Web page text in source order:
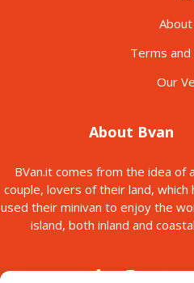
Terms and
Our
About Bvan
BVan.it comes from the idea of
couple, lovers of their land, which
used their minivan to enjoy the
island, both inland and